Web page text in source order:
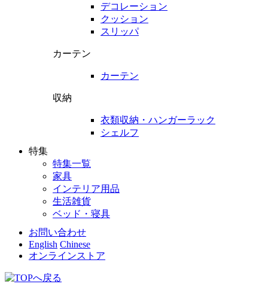
デコレーション
クッション
スリッパ
カーテン
カーテン
収納
衣類収納・ハンガーラック
シェルフ
特集
特集一覧
家具
インテリア用品
生活雑貨
ベッド・寝具
お問い合わせ
English Chinese
オンラインストア